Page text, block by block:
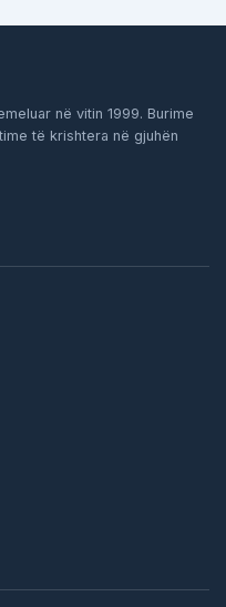
në vitin 1999. Burime
të krishtera në gjuhën